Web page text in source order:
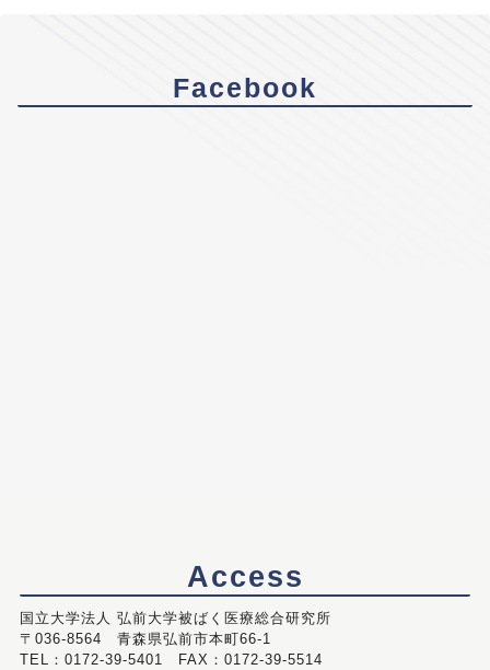
Facebook
Access
国立大学法人 弘前大学被ばく医療総合研究所
〒036-8564 青森県弘前市本町66-1
TEL：0172-39-5401 FAX：0172-39-5514